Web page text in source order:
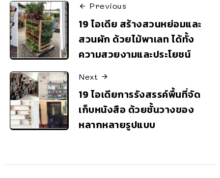
Previous
19 ไอเดีย สร้างสวนหย่อมและ
สวนผัก ด้วยไม้พาเลท ได้ทั้ง
ความสวยงามและประโยชน์
Next
19 ไอเดียการรังสรรค์พื้นที่จัด
เก็บหนังสือ ด้วยชั้นวางของ
หลากหลายรูปแบบ